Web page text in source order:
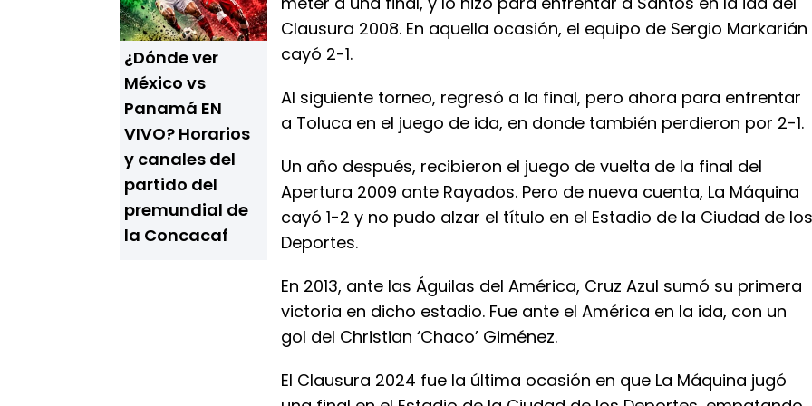
¿Dónde ver
México vs
Panamá EN
VIVO? Horarios
y canales del
partido del
premundial de
la Concacaf
Clausura 2008. En aquella ocasión, el equipo de Sergio Markarián
cayó 2-1.
Al siguiente torneo, regresó a la final, pero ahora para enfrentar
a Toluca en el juego de ida, en donde también perdieron por 2-1.
Un año después, recibieron el juego de vuelta de la final del
Apertura 2009 ante Rayados. Pero de nueva cuenta, La Máquina
cayó 1-2 y no pudo alzar el título en el Estadio de la Ciudad de los
Deportes.
En 2013, ante las Águilas del América, Cruz Azul sumó su primera
victoria en dicho estadio. Fue ante el América en la ida, con un
gol del Christian ‘Chaco’ Giménez.
El Clausura 2024 fue la última ocasión en que La Máquina jugó